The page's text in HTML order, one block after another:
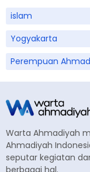
islam
Yogyakarta
Perempuan
Warta Ahmadiyah
Ahmadiyah
seputar kegiatan